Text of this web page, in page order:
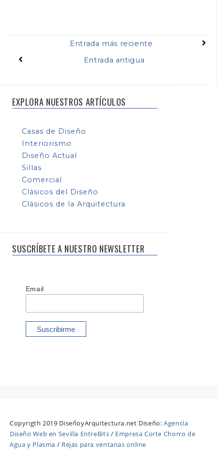
Entrada más reciente
Entrada antigua
EXPLORA NUESTROS ARTÍCULOS
Casas de Diseño
Interiorismo
Diseño Actual
Sillas
Comercial
Clásicos del Diseño
Clásicos de la Arquitectura
SUSCRÍBETE A NUESTRO NEWSLETTER
Email
Copyrigth 2019 DiseñoyArquitectura.net Diseño:Agencia
Diseño Web en Sevilla EntreBits / Empresa Corte Chorro de
Agua y Plasma / Rejas para ventanas online